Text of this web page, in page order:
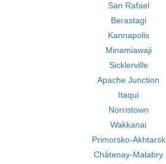
San Rafael
Berastagi
Kannapolis
Minamiawaji
Sicklerville
Apache Junction
Itaqui
Norristown
Wakkanai
Primorsko-Akhtarsk
Châtenay-Malabry